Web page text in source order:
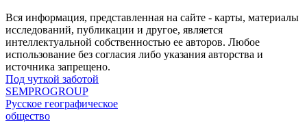
Вся информация, представленная на сайте - карты, материалы
исследований, публикации и другое, является
интеллектуальной собственностью ее авторов. Любое
использование без согласия либо указания авторства и
источника запрещено.
Под чуткой заботой
SEMPROGROUP
Русское географическое
общество